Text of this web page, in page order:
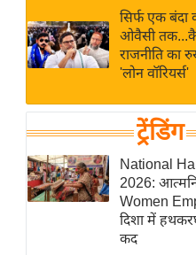
ई-पेपर
मिसाल बेमिसाल
शख्सियत
यंग इंडिया
साहित्य जगत
ऑटो वर्ल्ड
न्यूज ब्रीफ
मनोरंजन जगत
बॉलीवुड
सिर्फ एक
ओवैसी
राजनीति का
'लोन वॉरियर्स'
ट्रेंडिंग
National
2026:
Women
दिशा में
कद